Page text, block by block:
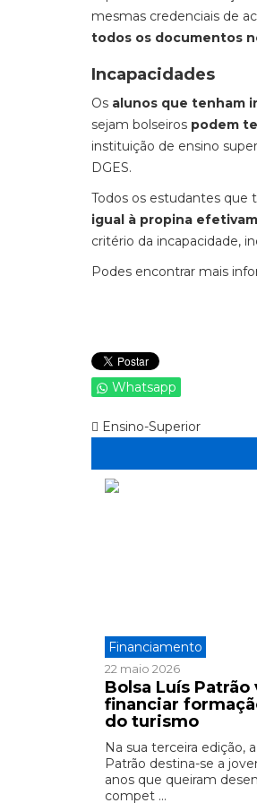
mesmas credenciais de
todos os documentos
Incapacidades
Os alunos que tenham
sejam bolseiros podem
instituição de ensino
DGES.
Todos os estudantes que
igual à propina
critério da incapacidade,
Podes encontrar mais
Whatsapp
Ensino-Superior
Financiamento
22 maio 2026
Bolsa Luís Patrão
financiar
do turismo
Na sua terceira edição,
Patrão destina-se a
anos que queiram
compet ...